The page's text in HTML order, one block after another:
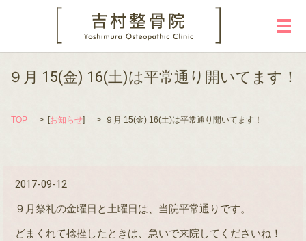
メ
９月 15(金) 16(土)は平常通り開いてます！
TOP [お知らせ] ９月 15(金) 16(土)は平常通り開いてます！
2017-09-12
９月祭礼の金曜日と土曜日は、当院平常通りです。
どまくれて捻挫したときは、急いで来院してくださいね！